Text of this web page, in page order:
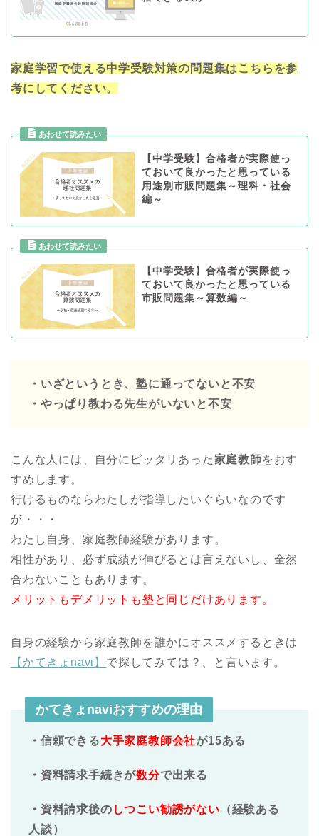
家庭学習で使える中学受験対策の問題集はこちらを参
考にしてください。
【中学受験】合格者が実際使っ
ておいて良かったと思っている
用途別市販問題集～理科・社会
編～
【中学受験】合格者が実際使っ
ておいて良かったと思っている
市販問題集～算数編～
・いざというとき、塾に通ってないと不安
・やっぱり教わる先生がいないと不安
こんな人には、自分にピッタリあった 家庭教師をおす
すめします。
行けるものならわたしが指導したいぐらいなのです
が・・・
わたし自身、家庭教師経験があります。
相性があり、必ず成績が伸びるとは言えないし、全然
合わないこともあります。
メリットもデメリットも塾と同じだけあります。
自身の経験から家庭教師を誰かにオススメするときは
【かてきょnavi】 で探してみては？、と言います。
かてきょnaviおすすめの理由
・信頼できる大手家庭教師会社が15ある
・資料請求手続きが数分で出来る
・資料請求後の しつこい勧誘がない （経験ある
人談）